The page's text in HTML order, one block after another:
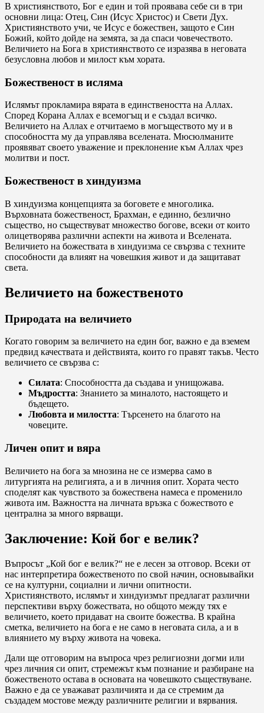
В християнството, Бог е един и той проявава себе си в три
основни лица: Отец, Син (Исус Христос) и Свети Дух.
Християнството учи, че Исус е божествен, защото е Син
Божий, който дойде на земята, за да спаси човечеството.
Величието на Бога в християнството се изразява в неговата
безусловна любов и милост към хората.
Божественост в исляма
Ислямът прокламира вярата в единствеността на Аллах.
Според Корана Аллах е всемогъщ и е създал всичко.
Величието на Аллах е отчитаемо в могъществото му и в
способността му да управлява вселената. Мюсюлманите
проявяват своето уважение и преклонение към Аллах чрез
молитви и пост.
Божественост в хиндуизма
В хиндуизма концепцията за боговете е многолика.
Върховната божественост, Брахман, е единно, безлично
същество, но съществуват множество богове, всеки от които
олицетворява различни аспекти на живота и Вселената.
Величието на божествата в хиндуизма се свързва с техните
способности да влияят на човешкия живот и да защитават
света.
Величието на божественото
Природата на величието
Когато говорим за величието на един бог, важно е да вземем
предвид качествата и действията, които го правят такъв. Често
величието се свързва с:
Силата: Способността да създава и унищожава.
Мъдростта: Знанието за миналото, настоящето и
бъдещето.
Любовта и милостта: Търсенето на благото на
човеците.
Личен опит и вяра
Величието на бога за мнозина не се измерва само в
литургията на религията, а и в личния опит. Хората често
споделят как чувството за божествена намеса е променило
живота им. Важността на личната връзка с божеството е
централна за много вярващи.
Заключение: Кой бог е велик?
Въпросът „Кой бог е велик?“ не е лесен за отговор. Всеки от
нас интерпретира божественото по свой начин, основывайки
се на културни, социални и лични опитности.
Християнството, ислямът и хиндуизмът предлагат различни
перспективи върху божествата, но общото между тях е
величието, което придават на своите божества. В крайна
сметка, величието на бога е не само в неговата сила, а и в
влиянието му върху живота на човека.
Дали ще отговорим на въпроса чрез религиозни догми или
чрез личния си опит, стремежът към познание и разбиране на
божественото остава в основата на човешкото съществуване.
Важно е да се уважават различията и да се стремим да
създадем мостове между различните религии и вярвания.